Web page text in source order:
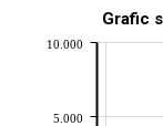
Grafic
5.000
10.000